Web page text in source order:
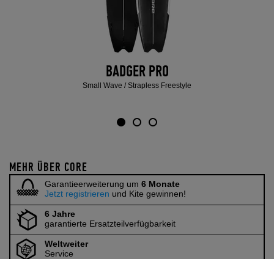
BADGER PRO
Small Wave / Strapless Freestyle
MEHR ÜBER CORE
Garantieerweiterung um 6 Monate
Jetzt registrieren und Kite gewinnen!
6 Jahre
garantierte Ersatzteilverfügbarkeit
Weltweiter
Service